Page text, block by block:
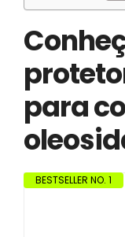
para
BESTSELLER NO. 1